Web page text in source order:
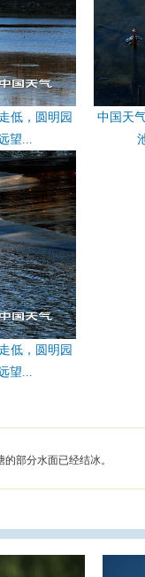
低，圆明园
望...
中国天
低，圆明园
望...
部分水面已经结冰。